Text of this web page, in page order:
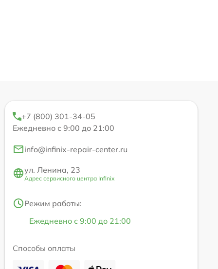
+7 (800) 301-34-05
Ежедневно с 9:00 до 21:00
info@infinix-repair-center.ru
ул. Ленина, 23
Адрес сервисного центра Infinix
Режим работы:
Ежедневно с 9:00 до 21:00
Способы оплаты